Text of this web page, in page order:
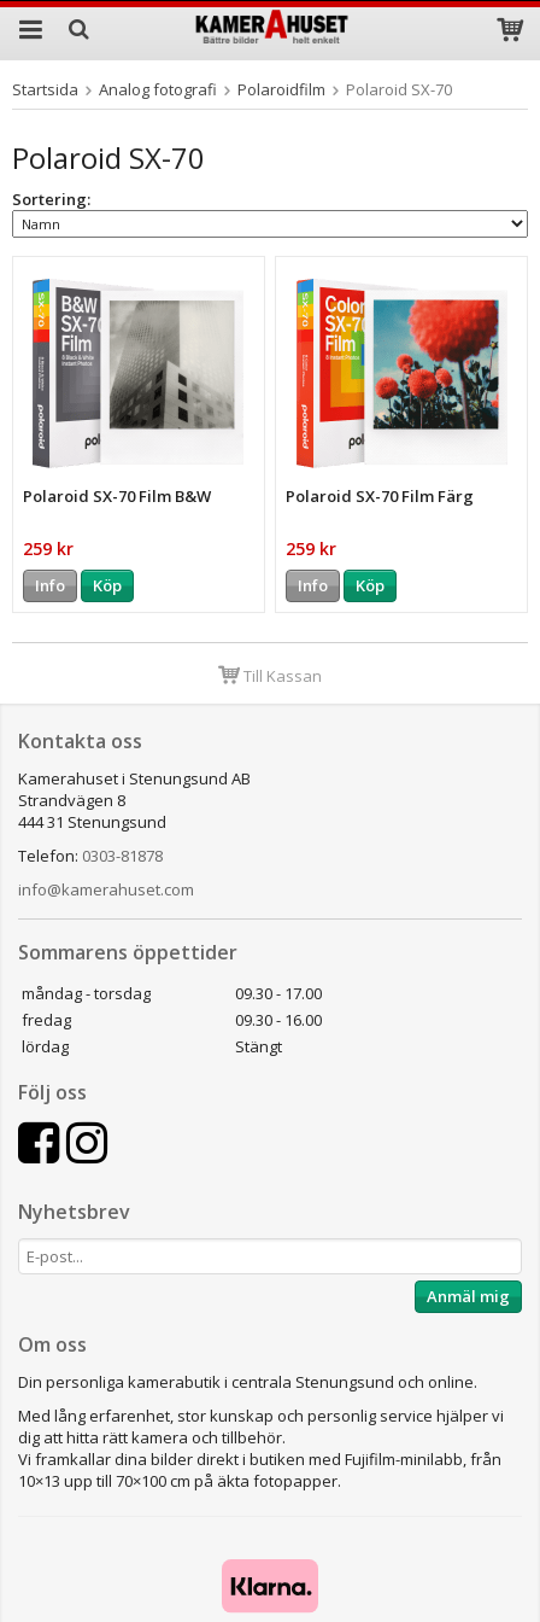
Produkten har blivit tillagd i varukorgen
Startsida Analog fotografi Polaroidfilm Polaroid SX-70
Polaroid SX-70
Sortering:
Polaroid SX-70 Film B&W
259 kr
Info Köp
Polaroid SX-70 Film Färg
259 kr
Info Köp
Till Kassan
Kontakta oss
Kamerahuset i Stenungsund AB
Strandvägen 8
444 31 Stenungsund
Telefon: 0303-81878
info@kamerahuset.com
Sommarens öppettider
måndag - torsdag
09.30 - 17.00
fredag
09.30 - 16.00
lördag
Stängt
Följ oss
Nyhetsbrev
Anmäl mig
Om oss
Din personliga kamerabutik i centrala Stenungsund och online.
Med lång erfarenhet, stor kunskap och personlig service hjälper vi
dig att hitta rätt kamera och tillbehör.
Vi framkallar dina bilder direkt i butiken med Fujifilm-minilabb, från
10×13 upp till 70×100 cm på äkta fotopapper.